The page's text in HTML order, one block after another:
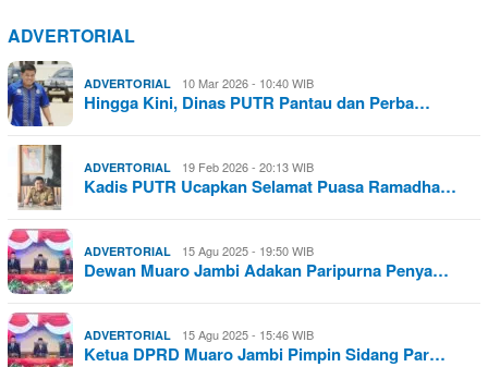
ADVERTORIAL
ADVERTORIAL 10 Mar 2026 - 10:40 WIB
Hingga Kini, Dinas PUTR Pantau dan Perba…
ADVERTORIAL 19 Feb 2026 - 20:13 WIB
Kadis PUTR Ucapkan Selamat Puasa Ramadha…
ADVERTORIAL 15 Agu 2025 - 19:50 WIB
Dewan Muaro Jambi Adakan Paripurna Penya…
ADVERTORIAL 15 Agu 2025 - 15:46 WIB
Ketua DPRD Muaro Jambi Pimpin Sidang Par…